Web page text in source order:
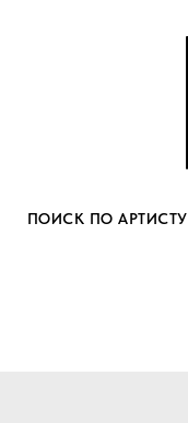
ПОИСК ПО АРТИСТУ